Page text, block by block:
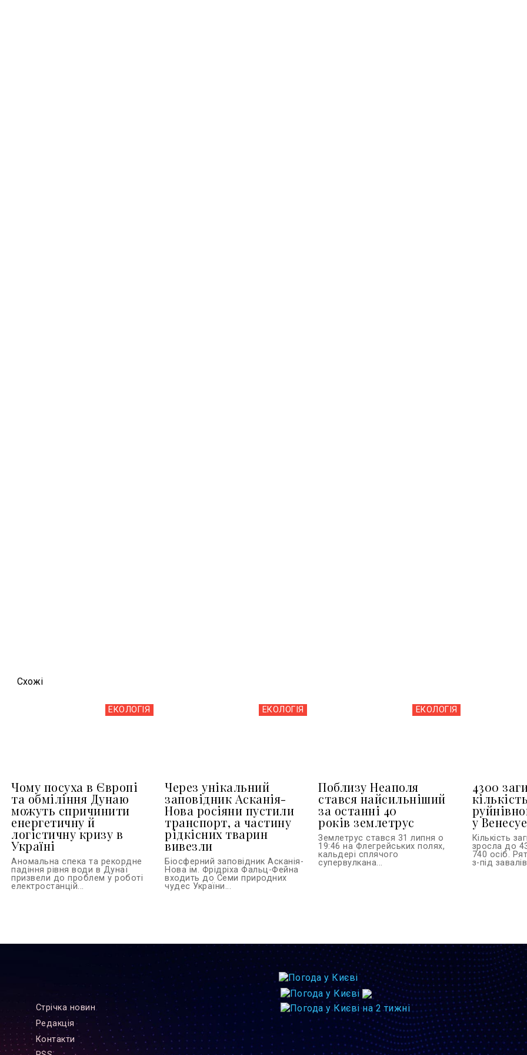
Схожi
ЕКОЛОГІЯ
Чому посуха в Європі
та обміління Дунаю
можуть спричинити
енергетичну й
логістичну кризу в
Україні
Аномальна спека та рекордне
падіння рівня води в Дунаї
призвели до проблем у роботі
електростанцій...
ЕКОЛОГІЯ
Через унікальний
заповідник Асканія-
Нова росіяни пустили
транспорт, а частину
рідкісних тварин
вивезли
Біосферний заповідник Асканія-
Нова ім. Фрідріха Фальц-Фейна
входить до Семи природних
чудес України...
ЕКОЛОГІЯ
Поблизу Неаполя
стався найсильніший
за останні 40
років землетрус
Землетрус стався 31 липня о
19:46 на Флегрейських полях,
кальдері сплячого
супервулкана...
4300
у
Кількість
зросла до
740 осіб.
з-під
Стрiчка новин
Редакцiя
Контакти